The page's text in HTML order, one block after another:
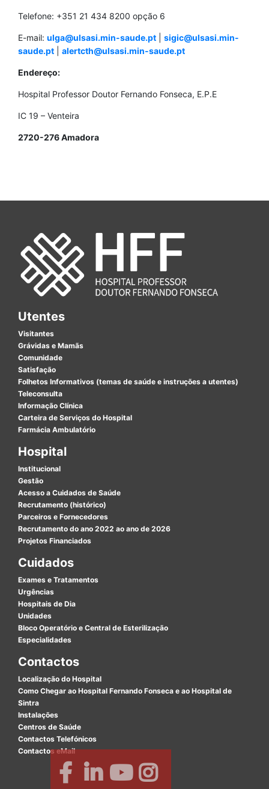
Telefone: +351 21 434 8200 opção 6
E-mail: ulga@ulsasi.min-saude.pt
sigic@ulsasi.min-
saude.pt
alertcth@ulsasi.min-saude.pt
Endereço:
Hospital Professor Doutor Fernando Fonseca, E.P.E
IC 19 – Venteira
2720-276 Amadora
Utentes
Visitantes
Grávidas e Mamãs
Comunidade
Satisfação
Folhetos Informativos (temas de saúde e instruções a utentes)
Teleconsulta
Informação Clínica
Carteira de Serviços do Hospital
Farmácia Ambulatório
Hospital
Institucional
Gestão
Acesso a Cuidados de Saúde
Recrutamento (histórico)
Parceiros e Fornecedores
Recrutamento do ano 2022 ao ano de 2026
Projetos Financiados
Cuidados
Exames e Tratamentos
Urgências
Hospitais de Dia
Unidades
Bloco Operatório e Central de Esterilização
Especialidades
Contactos
Localização do Hospital
Como Chegar ao Hospital Fernando Fonseca e ao Hospital de
Sintra
Instalações
Centros de Saúde
Contactos Telefónicos
Contactos eMail